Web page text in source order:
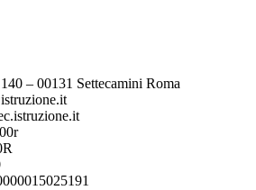
– 00131 Settecamini Roma